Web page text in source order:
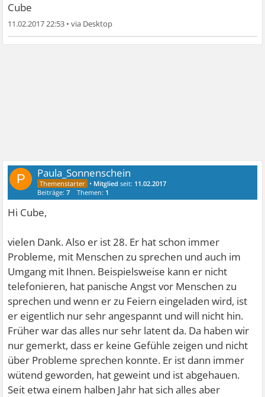
Cube
11.02.2017 22:53 •
P Paula_Sonnenschein
• Mitglied seit: 11.02.2017
Beiträge:7 Themen: 1
Hi Cube,
vielen Dank. Also er ist 28. Er hat schon immer
Probleme, mit Menschen zu sprechen und auch im
Umgang mit Ihnen. Beispielsweise kann er nicht
telefonieren, hat panische Angst vor Menschen zu
sprechen und wenn er zu Feiern eingeladen wird, ist
er eigentlich nur sehr angespannt und will nicht hin.
Früher war das alles nur sehr latent da. Da haben wir
nur gemerkt, dass er keine Gefühle zeigen und nicht
über Probleme sprechen konnte. Er ist dann immer
wütend geworden, hat geweint und ist abgehauen.
Seit etwa einem halben Jahr hat sich alles aber